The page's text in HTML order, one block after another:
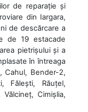
de reparație și
din Iargara,
de descărcare a
de 19 estacade
pietrișului și a
în întreaga
Cahul, Bender-2,
Fălești, Răuțel,
Cimișlia,